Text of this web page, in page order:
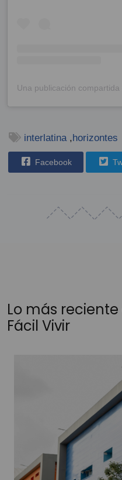
interlatina ,horizontes
Facebook
Lo más
Fácil Vivir